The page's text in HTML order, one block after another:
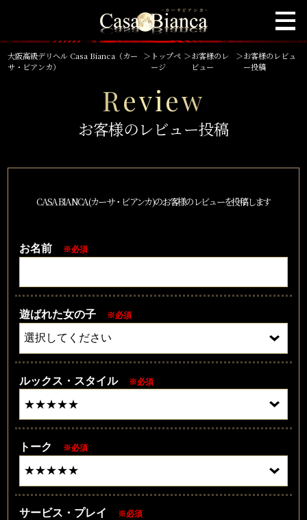
大阪高級デリヘル Casa Bianca（カー
サ・ビアンカ）
＞ トップペ
ージ
＞お客様のレ
ビュー
＞お客様のレビュ
ー投稿
Review
お客様のレビュー投稿
CASA BIANCA(カーサ・ビアンカ)のお客様のレビューを投稿します
お名前 ※必須
遊ばれた女の子 ※必須
ルックス・スタイル ※必須
トーク ※必須
サービス・プレイ ※必須